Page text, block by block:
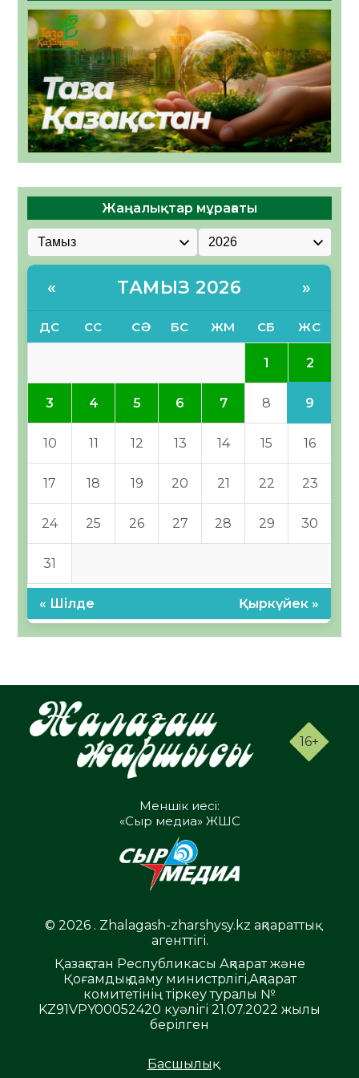
Жаңалықтар мұрағаты
« ТАМЫЗ 2026 »
ДС СС СӘ БС ЖМ СБ ЖС
1 2
3 4 5 6 7 8 9
10 11 12 13 14 15 16
17 18 19 20 21 22 23
24 25 26 27 28 29 30
31
« Шілде Қыркүйек »
16+
Меншік иесі:
«Сыр медиа» ЖШС
© 2026 . Zhalagash-zharshysy.kz ақпараттық
агенттігі.
Қазақстан Республикасы Ақпарат және
Қоғамдық даму министрлігі,Ақпарат
комитетінің тіркеу туралы №
KZ91VPY00052420 куәлігі 21.07.2022 жылы
берілген
Басшылық